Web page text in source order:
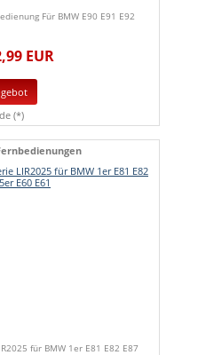
Für BMW E90 E91 E92
EUR
(*)
für BMW 1er E81 E82 E87